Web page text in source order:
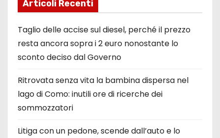
Articoli Recenti
Taglio delle accise sul diesel, perché il prezzo
resta ancora sopra i 2 euro nonostante lo
sconto deciso dal Governo
Ritrovata senza vita la bambina dispersa nel
lago di Como: inutili ore di ricerche dei
sommozzatori
Litiga con un pedone, scende dall’auto e lo